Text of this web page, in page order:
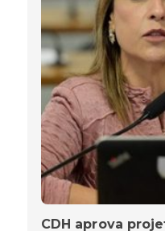
CDH aprova